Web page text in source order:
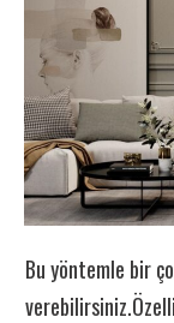
Bu yöntemle bir